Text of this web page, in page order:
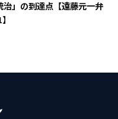
」の到達点【遠藤元一弁